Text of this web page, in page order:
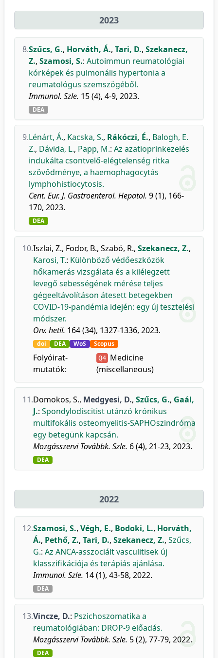
2023
8.Szűcs, G., Horváth, Á., Tari, D., Szekanecz,
Z., Szamosi, S.: Autoimmun reumatológiai
kórképek és pulmonális hypertonia a
reumatológus szemszögéből.
Immunol. Szle. 15 (4), 4-9, 2023.
DEA
9.Lénárt, Á., Kacska, S., Rákóczi, É., Balogh, E.
Z., Dávida, L., Papp, M.: Az azatioprinkezelés
indukálta csontvelő-elégtelenség ritka
szövődménye, a haemophagocytás
lymphohistiocytosis.
Cent. Eur. J. Gastroenterol. Hepatol. 9 (1), 166-
170, 2023.
DEA
10.Iszlai, Z., Fodor, B., Szabó, R., Szekanecz, Z.,
Karosi, T.: Különböző védőeszközök
hőkamerás vizsgálata és a kilélegzett
levegő sebességének mérése teljes
gégeeltávolításon átesett betegekben
COVID-19-pandémia idején: egy új tesztelési
módszer.
Orv. hetil. 164 (34), 1327-1336, 2023.
doi DEA WoS Scopus
Folyóirat-
mutatók:
Q4 Medicine
(miscellaneous)
11.Domokos, S., Medgyesi, D., Szűcs, G., Gaál,
J.: Spondylodiscitist utánzó krónikus
multifokális osteomyelitis-SAPHOszindróma
egy betegünk kapcsán.
Mozgásszervi Továbbk. Szle. 6 (4), 21-23, 2023.
DEA
2022
12.Szamosi, S., Végh, E., Bodoki, L., Horváth,
Á., Pethő, Z., Tari, D., Szekanecz, Z., Szűcs,
G.: Az ANCA-asszociált vasculitisek új
klasszifikációja és terápiás ajánlása.
Immunol. Szle. 14 (1), 43-58, 2022.
DEA
13.Vincze, D.: Pszichoszomatika a
reumatológiában: DROP-9 előadás.
Mozgásszervi Továbbk. Szle. 5 (2), 77-79, 2022.
DEA